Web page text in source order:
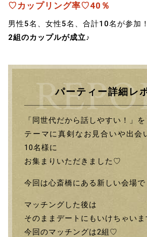
♡カップリング率♡40％
男性5名、女性5名、合計10名が参加！
2組のカップルが成立♪
パーティー詳細レ
「同世代だから話しやすい！」を
テーマに真剣なお見合いや出会
10名様に
お集まりいただきました♡
今回は心斎橋にある新しい会場で
マッチングした後は
そのままデートにもいけちゃいま
今回のマッチングは2組♡